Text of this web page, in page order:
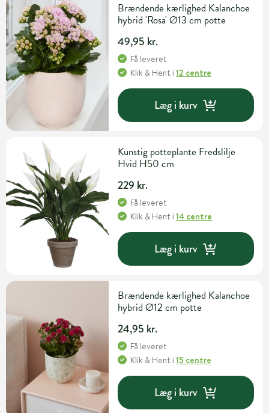
Brændende kærlighed Kalanchoe
hybrid 'Rosa' Ø13 cm potte
49,95 kr.
Få leveret
Klik & Hent i12 centre
Læg i kurv
Kunstig potteplante Fredslilje
Hvid H50 cm
229 kr.
Få leveret
Klik & Hent i14 centre
Læg i kurv
Brændende kærlighed Kalanchoe
hybrid Ø12 cm potte
24,95 kr.
Få leveret
Klik & Hent i15 centre
Læg i kurv